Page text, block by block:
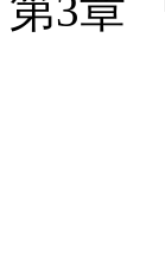
第3章
——
1
2